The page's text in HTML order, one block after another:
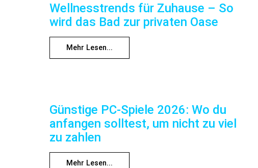
Wellnesstrends für Zuhause – So
wird das Bad zur privaten Oase
Mehr Lesen...
Günstige PC-Spiele 2026: Wo du
anfangen solltest, um nicht zu viel
zu zahlen
Mehr Lesen...